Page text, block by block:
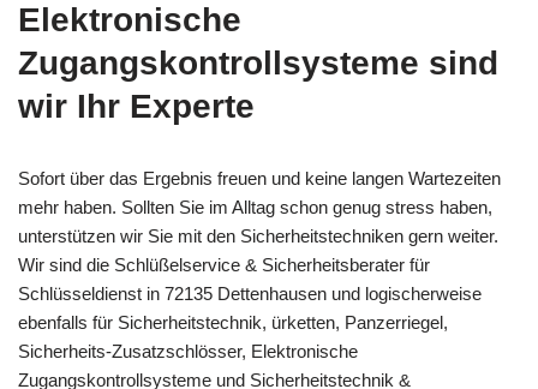
Elektronische
Zugangskontrollsysteme sind
wir Ihr Experte
Sofort über das Ergebnis freuen und keine langen Wartezeiten
mehr haben. Sollten Sie im Alltag schon genug stress haben,
unterstützen wir Sie mit den Sicherheitstechniken gern weiter.
Wir sind die Schlüßelservice & Sicherheitsberater für
Schlüsseldienst in 72135 Dettenhausen und logischerweise
ebenfalls für Sicherheitstechnik, ürketten, Panzerriegel,
Sicherheits-Zusatzschlösser, Elektronische
Zugangskontrollsysteme und Sicherheitstechnik &